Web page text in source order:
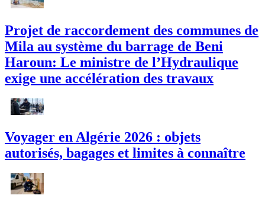
Projet de raccordement des communes de
Mila au système du barrage de Beni
Haroun: Le ministre de l’Hydraulique
exige une accélération des travaux
Voyager en Algérie 2026 : objets
autorisés, bagages et limites à connaître